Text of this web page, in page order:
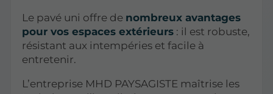
Le pavé uni offre de nombreux avantages
pour vos espaces extérieurs : il est robuste,
résistant aux intempéries et facile à
entretenir.
L’entreprise MHD PAYSAGISTE maîtrise les